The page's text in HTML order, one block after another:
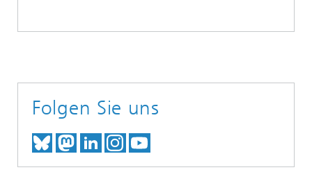
Folgen Sie uns
TREFFEN SIE UNS AUF BLUESKY
TREFFEN SIE UNS AUF
TREFFEN SIE UNS BEI
BESUCHEN SIE UNSER
UNSER VIDEO-